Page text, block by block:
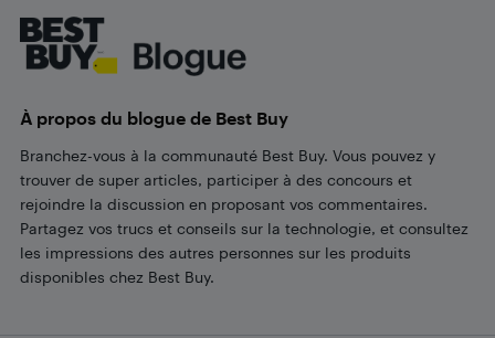
À propos du blogue de Best Buy
Branchez-vous à la communauté Best Buy. Vous pouvez y
trouver de super articles, participer à des concours et
rejoindre la discussion en proposant vos commentaires.
Partagez vos trucs et conseils sur la technologie, et consultez
les impressions des autres personnes sur les produits
disponibles chez Best Buy.